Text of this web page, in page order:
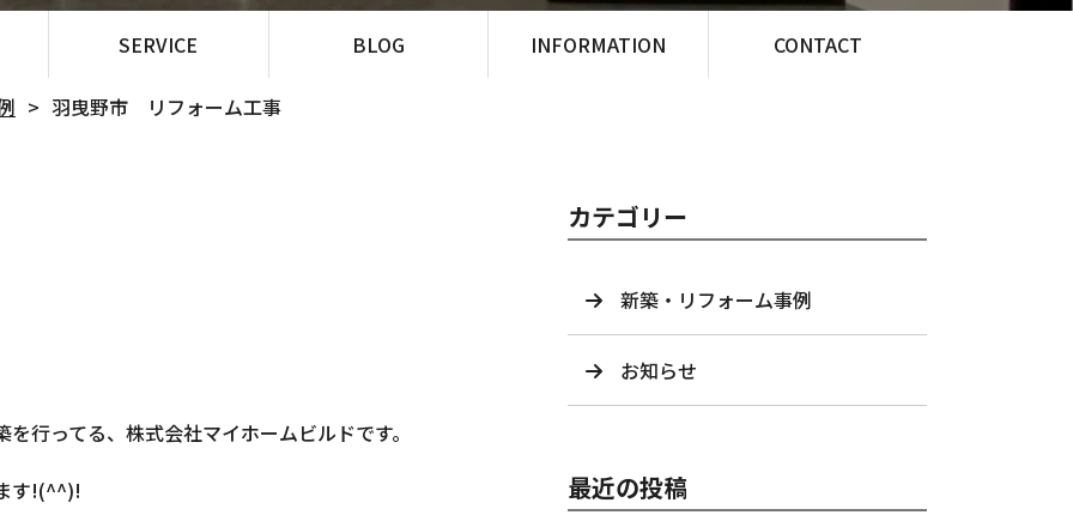
SERVICE BLOG INFORMATION CONTACT
羽曳野市 リフォーム工事
行ってる、株式会社マイホームビルドです。
す!(^^)!
カテゴリー
新築・リフォーム事例
お知らせ
最近の投稿